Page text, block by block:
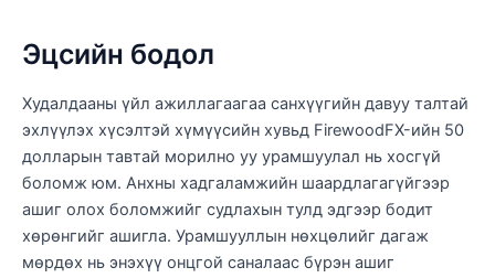
Эцсийн бодол
Худалдааны үйл ажиллагаагаа санхүүгийн давуу талтай
эхлүүлэх хүсэлтэй хүмүүсийн хувьд FirewoodFX-ийн 50
долларын тавтай морилно уу урамшуулал нь хосгүй
боломж юм. Анхны хадгаламжийн шаардлагагүйгээр
ашиг олох боломжийг судлахын тулд эдгээр бодит
хөрөнгийг ашигла. Урамшууллын нөхцөлийг дагаж
мөрдөх нь энэхүү онцгой саналаас бүрэн ашиг